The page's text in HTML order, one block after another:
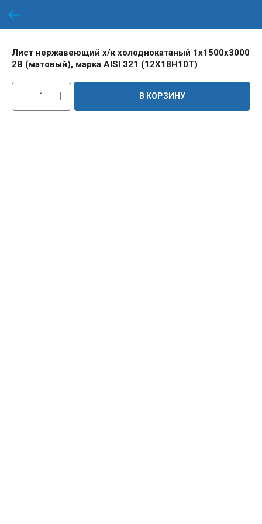
Лист нержавеющий х/к холоднокатаный 1х1500х3000
2B (матовый), марка AISI 321 (12Х18Н10Т)
В КОРЗИНУ